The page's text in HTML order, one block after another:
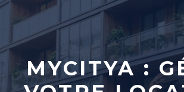
MYCITYA :